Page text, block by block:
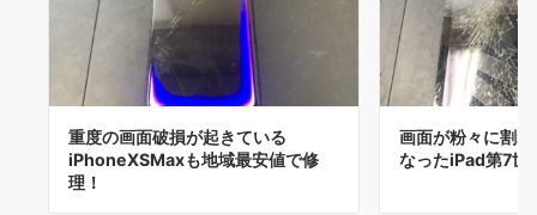
重度の画面破損が起きている
iPhoneXSMaxも地域最安値で修
理！
画面が粉々に割
なったiPad第7世